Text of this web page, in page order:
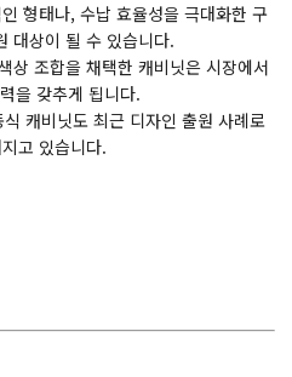
형태나, 수납 효율성을 극대화한 구
대상이 될 수 있습니다.
상 조합을 채택한 캐비닛은 시장에서
을 갖추게 됩니다.
캐비닛도 최근 디자인 출원 사례로
고 있습니다.